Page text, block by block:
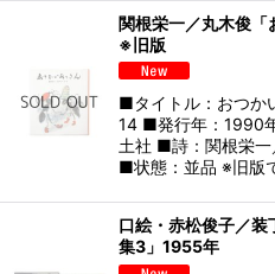
関根栄一／丸木俊
※旧版
■タイトル：おつか
14 ■発行年：
土社 ■詩：関根栄一
■状態：並品 ※旧版
口絵・赤松俊子／
集3」1955年